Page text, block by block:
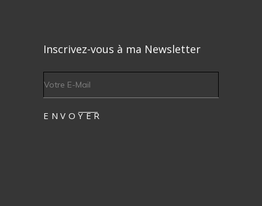
Inscrivez-vous à ma Newsletter